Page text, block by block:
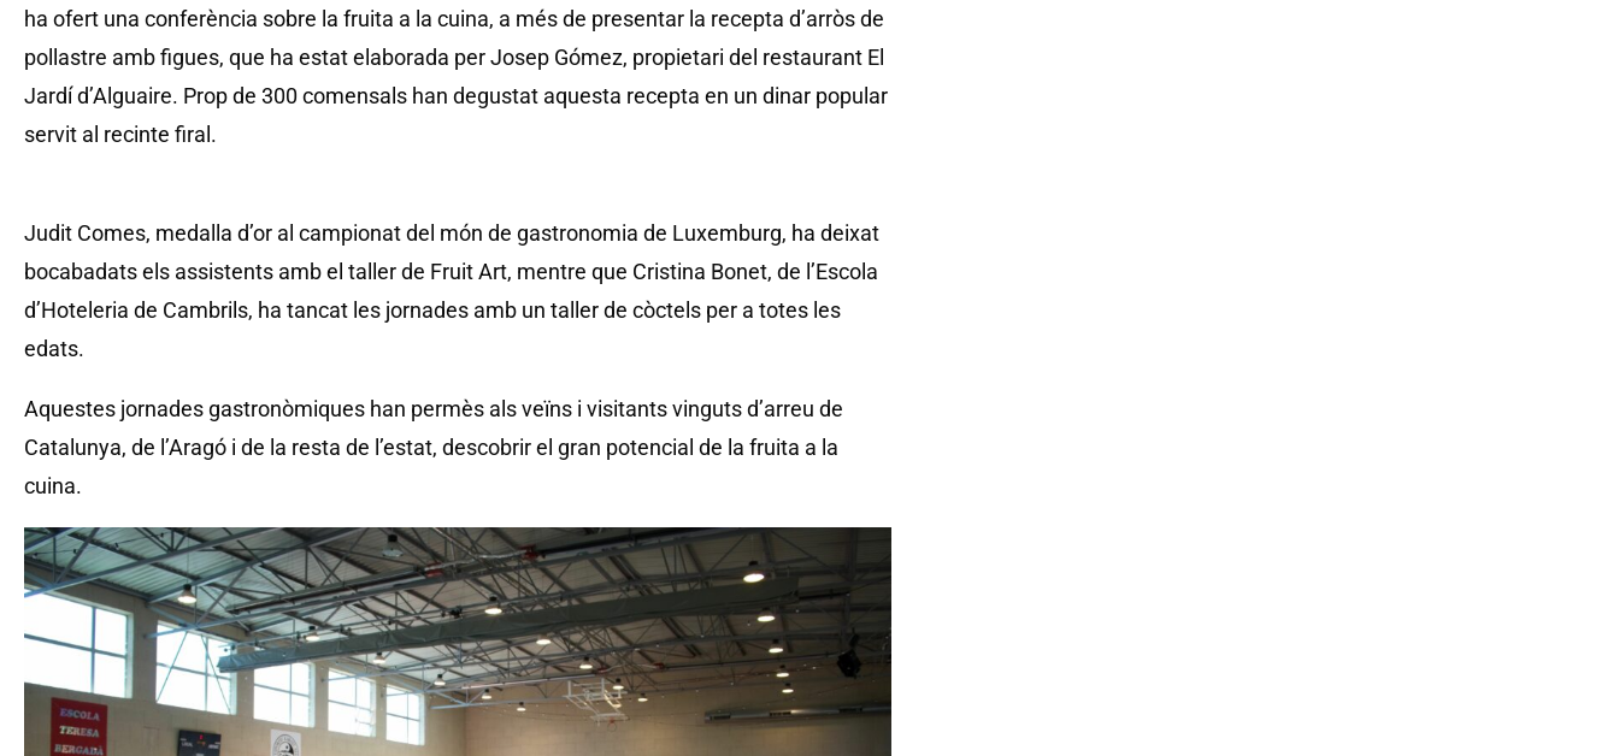
ha ofert una conferència sobre la fruita a la cuina, a més de presentar la recepta d’arròs de
pollastre amb figues, que ha estat elaborada per Josep Gómez, propietari del restaurant El
Jardí d’Alguaire. Prop de 300 comensals han degustat aquesta recepta en un dinar popular
servit al recinte firal.
Judit Comes, medalla d’or al campionat del món de gastronomia de Luxemburg, ha deixat
bocabadats els assistents amb el taller de Fruit Art, mentre que Cristina Bonet, de l’Escola
d’Hoteleria de Cambrils, ha tancat les jornades amb un taller de còctels per a totes les
edats.
Aquestes jornades gastronòmiques han permès als veïns i visitants vinguts d’arreu de
Catalunya, de l’Aragó i de la resta de l’estat, descobrir el gran potencial de la fruita a la
cuina.